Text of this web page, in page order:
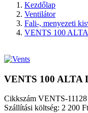
Kezdőlap
Ventilátor
Fali-, menyezeti
VENTS 100
VENTS 100 ALTA
Cikkszám VENTS-11128
Szállítási költség: 2 200